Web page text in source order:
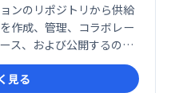
ンのリポジトリから供給
作成、管理、コラボレー
ス、および公開するのに
トツールチェーン。
見る